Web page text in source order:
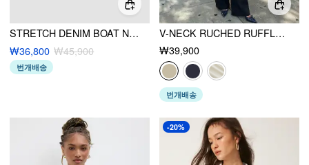
STRETCH DENIM BOAT NECK BUTTON SPLIT CAMI TOP
₩36,800 ₩45,900
번개배송
V-NECK RUCHED RUFFLED TIE FRONT BLOUSE
₩39,900
번개배송
-20%